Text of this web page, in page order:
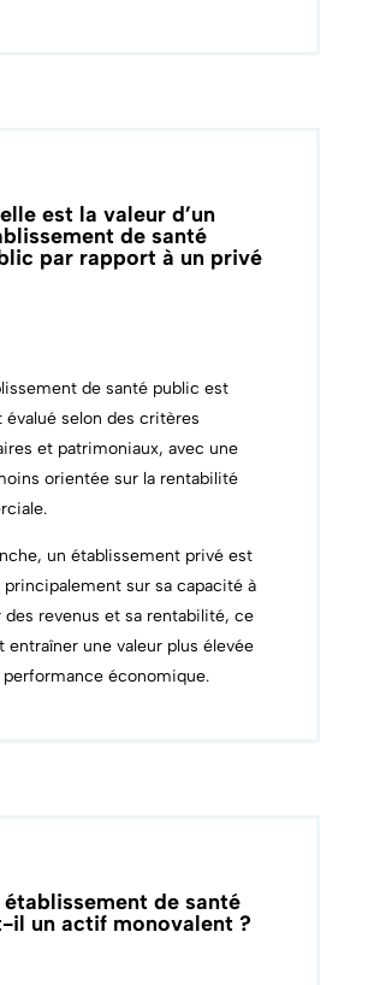
est la valeur d’un
de santé
par rapport à un privé
de santé public est
évalué selon des critères
et patrimoniaux, avec une
orientée sur la rentabilité
un établissement privé est
principalement sur sa capacité à
des revenus et sa rentabilité, ce
entraîner une valeur plus élevée
performance économique.
établissement de santé
il un actif monovalent ?